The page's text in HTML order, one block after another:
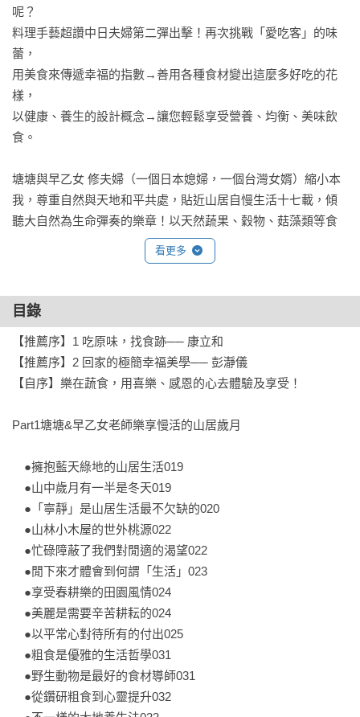
呢？
料理手藝超讚中日夫婦第二彈出擊！再次挑戰「愛吃客」的味
蕾，
用美食來傳遞幸福的指數→善用各種食材變出這麼多好吃的花
樣，
以健康、養生的設計概念→讓您輕鬆享受營養、均衡、美味飲
食。
塘塘與早乙女 修夫婦（一個日本媳婦，一個台灣女婿）縮小本
我，尊重自然與天地和平共處，貼近山居自慢生活十七載，傾
聽大自然為生命彈奏的樂章！以天然蔬果、穀物、菇藻類等食
材，搭配天然的辛香料提味，呈現原味、健康、營養的好滋
味，例如天天吃不厭的照燒素干貝、夏季最爽口美味的芝麻香
渣米漢堡、無辣不歡必學超簡單極香辣油、味蕾飄香的芝麻牛
蒡素助排，還有幸福滿分又清涼順口的濃郁杏仁花生豆腐等各
式早餐、午餐、晚餐及點心創意美食。
塘塘、早乙女 修夫婦（蔬食養生達人）運用飲食金字塔六大類
材有了更豐富多元的組合與口感，呈現高纖、低油、少鹽，且
都會讓人讚嘆不已。純天然的全植物飲食完全顛覆您對蔬食的
感覺，帶給全家人幸福滿足的感動好滋味，簡單易學、零失
敗，親自下廚動手做，全家人最美好的幸福時刻自然湧現。
♥徹底顛覆「肉」味蕾，養成絕對「菜」舌頭
☑吃得飽很簡單，但要吃得健康、幸福又滿足，真的很需要「技
術」！
☑118道好吃又好做的穀物蔬食的料理，讓養生變得好容易、好
快樂！
看更多
目錄
【推薦序】1 吃原味，找食跡── 康立和
【推薦序】2 回家的極簡幸福美學── 彭瀞儀
【自序】樂在蔬食，用喜樂、感恩的心去體驗及享受！
Part1塘塘&早乙女老師樂享慢活的山居歲月
●擁抱藍天綠地的山居生活019
●山中歲月有一半是冬天019
●「寧靜」是山居生活最不欠缺的020
●山林小木屋的世外桃源022
●忙碌障蔽了我們對閒適的渴望022
●閒下來才體會到何謂「生活」023
●享受春耕樂的田園風情024
●美麗是需要辛苦耕耘的024
●以平常心對待所有的付出025
●粗食是優雅的生活哲學031
●野生動物是最好的食材導師031
●從鑽研粗食到心靈提升032